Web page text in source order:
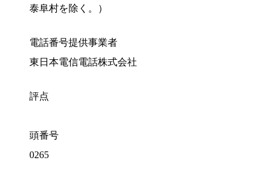
泰阜村を除く。）
電話番号提供事業者
東日本電信電話株式会社
評点
頭番号
0265